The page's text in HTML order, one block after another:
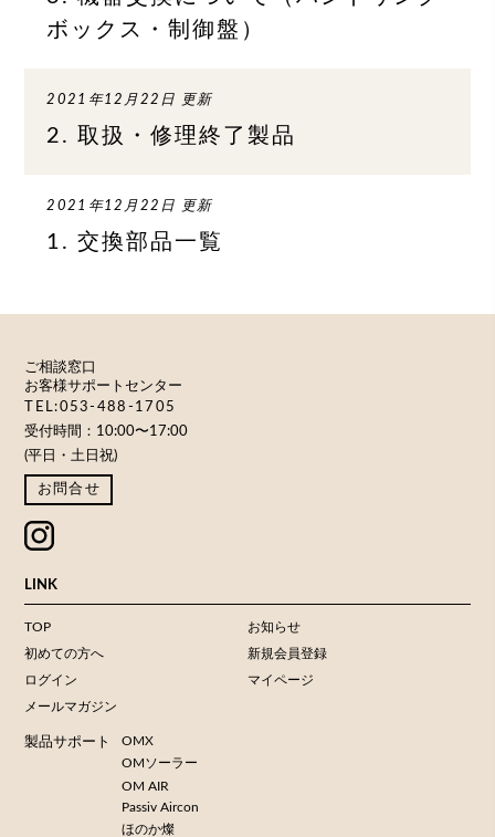
ボックス・制御盤）
2021年12月22日 更新
2. 取扱・修理終了製品
2021年12月22日 更新
1. 交換部品一覧
ご相談窓口
お客様サポートセンター
TEL:053-488-1705
受付時間：10:00〜17:00
(平日・土日祝)
お問合せ
LINK
TOP
お知らせ
初めての方へ
新規会員登録
ログイン
マイページ
メールマガジン
製品サポート
OMX
OMソーラー
OM AIR
Passiv Aircon
ほのか燦